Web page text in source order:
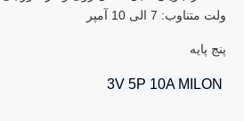
ولت متناوب: 7 الی 10 آمپر
پنج پایه
3V 5P 10A MILON